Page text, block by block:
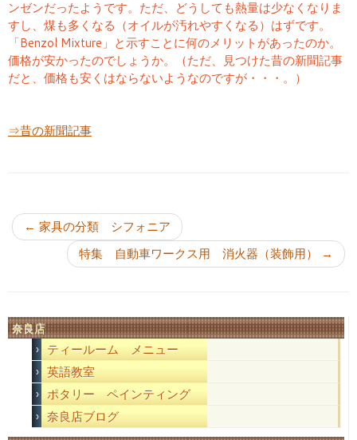
ンゼンだったようです。ただ、どうしても熱量は少なくなりま
すし、煤も多くなる（オイルが汚れやすくなる）はずです。
「Benzol Mixture」と示すことに何のメリットがあったのか。
価格が安かったのでしょうか。（ただ、見つけた昔の新聞記事
だと、価格も安くはならないようなのですが・・・。）
⇒昔の新聞記事
← 家具の分類 シフォニア
特集 自動車ワークス用 消火器（装飾用）
→
奈良店
ティールーム メニュー
英語教室
ポタリー ペインティング
奈良店ブログ